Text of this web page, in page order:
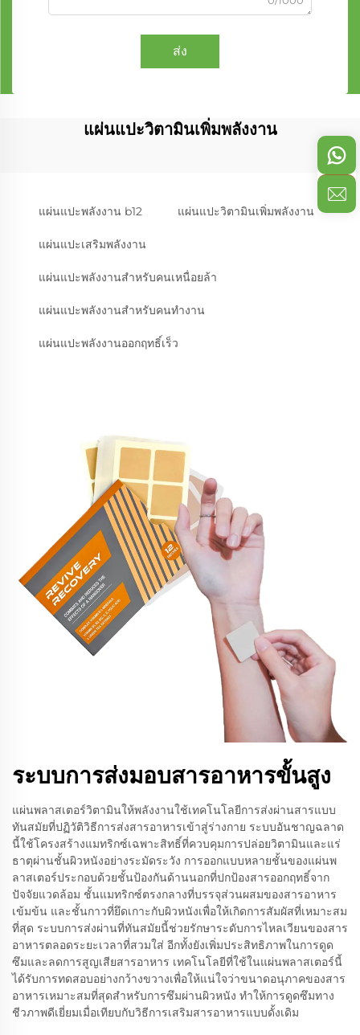
ส่ง
แผ่นแปะวิตามินเพิ่มพลังงาน
แผ่นแปะพลังงาน b12 แผ่นแปะวิตามินเพิ่มพลังงาน
แผ่นแปะเสริมพลังงาน
แผ่นแปะพลังงานสำหรับคนเหนื่อยล้า
แผ่นแปะพลังงานสำหรับคนทำงาน
แผ่นแปะพลังงานออกฤทธิ์เร็ว
ระบบการส่งมอบสารอาหารขั้นสูง
แผ่นพลาสเตอร์วิตามินให้พลังงานใช้เทคโนโลยีการส่งผ่านสารแบบ
ทันสมัยที่ปฏิวัติวิธีการส่งสารอาหารเข้าสู่ร่างกาย ระบบอันชาญฉลาด
นี้ใช้โครงสร้างแมทริกซ์เฉพาะสิทธิ์ที่ควบคุมการปล่อยวิตามินและแร่
ธาตุผ่านชั้นผิวหนังอย่างระมัดระวัง การออกแบบหลายชั้นของแผ่นพ
ลาสเตอร์ประกอบด้วยชั้นป้องกันด้านนอกที่ปกป้องสารออกฤทธิ์จาก
ปัจจัยแวดล้อม ชั้นแมทริกซ์ตรงกลางที่บรรจุส่วนผสมของสารอาหาร
เข้มข้น และชั้นกาวที่ยึดเกาะกับผิวหนังเพื่อให้เกิดการสัมผัสที่เหมาะสม
ที่สุด ระบบการส่งผ่านที่ทันสมัยนี้ช่วยรักษาระดับการไหลเวียนของสาร
อาหารตลอดระยะเวลาที่สวมใส่ อีกทั้งยังเพิ่มประสิทธิภาพในการดูด
ซึมและลดการสูญเสียสารอาหาร เทคโนโลยีที่ใช้ในแผ่นพลาสเตอร์นี้
ได้รับการทดสอบอย่างกว้างขวางเพื่อให้แน่ใจว่าขนาดอนุภาคของสาร
อาหารเหมาะสมที่สุดสำหรับการซึมผ่านผิวหนัง ทำให้การดูดซึมทาง
ชีวภาพดีเยี่ยมเมื่อเทียบกับวิธีการเสริมสารอาหารแบบดั้งเดิม